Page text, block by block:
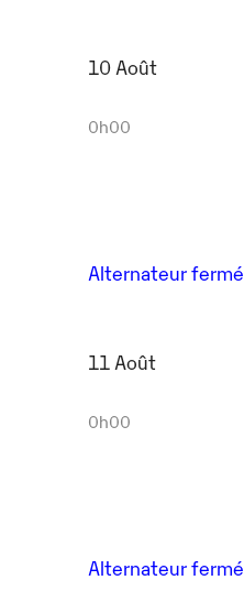
10 Août
0h00
Alternateur fermé
11 Août
0h00
Alternateur fermé